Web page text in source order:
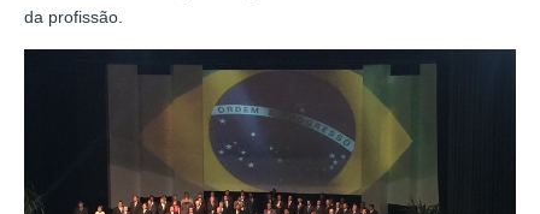
da profissão.